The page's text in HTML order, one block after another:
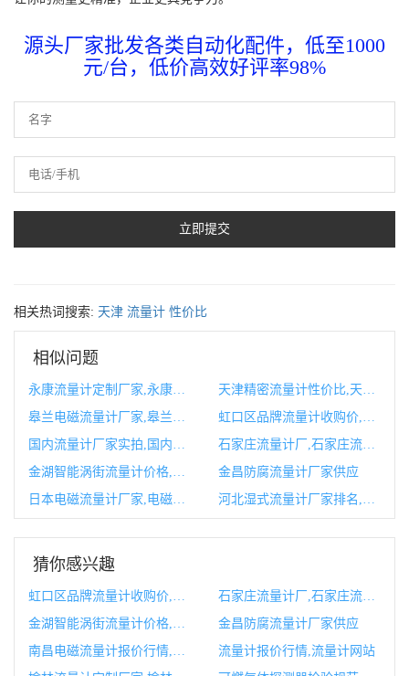
源头厂家批发各类自动化配件，低至1000
元/台，低价高效好评率98%
相关热词搜索: 天津 流量计 性价比
相似问题
天津精密流量计性价比,天津电磁流量计厂家
石家庄流量计厂,石家庄流量计厂家
金昌防腐流量计厂家供应
猜你感兴趣
石家庄流量计厂,石家庄流量计厂家
金昌防腐流量计厂家供应
流量计报价行情,流量计网站